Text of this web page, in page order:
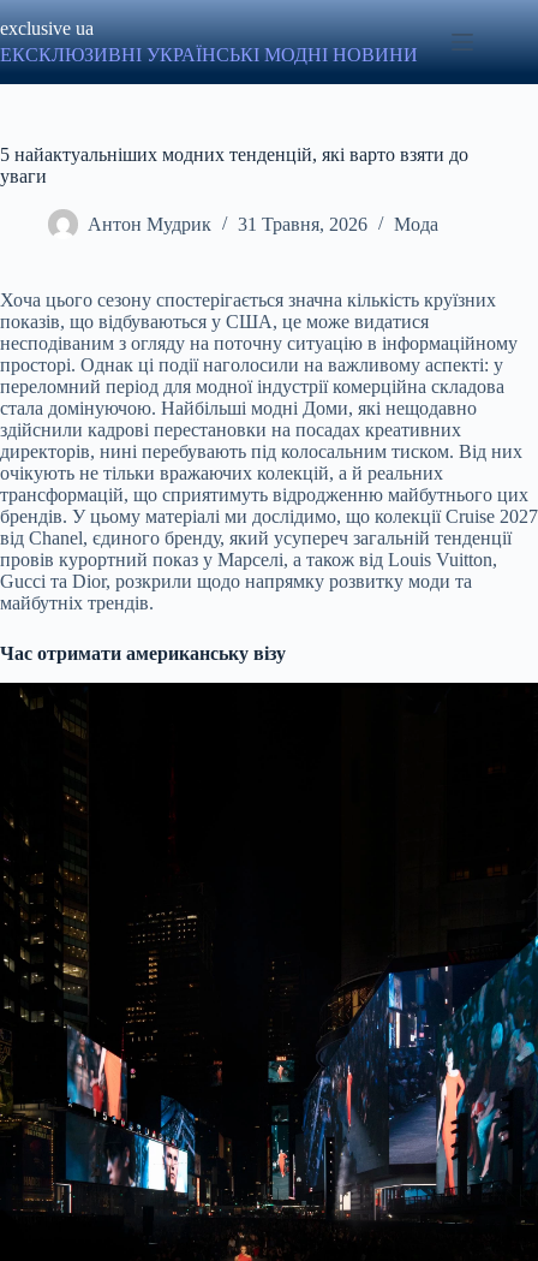
до
вмісту
exclusive ua
ЕКСКЛЮЗИВНІ УКРАЇНСЬКІ МОДНІ НОВИНИ
5 найактуальніших модних тенденцій, які варто взяти до
уваги
Антон Мудрик 31 Травня, 2026 Мода
Хоча цього сезону спостерігається значна кількість круїзних
показів, що відбуваються у США, це може видатися
несподіваним з огляду на поточну ситуацію в інформаційному
просторі. Однак ці події наголосили на важливому аспекті: у
переломний період для модної індустрії комерційна складова
стала домінуючою. Найбільші модні Доми, які нещодавно
здійснили кадрові перестановки на посадах креативних
директорів, нині перебувають під колосальним тиском. Від них
очікують не тільки вражаючих колекцій, а й реальних
трансформацій, що сприятимуть відродженню майбутнього цих
брендів. У цьому матеріалі ми дослідимо, що колекції Cruise 2027
від Chanel, єдиного бренду, який усупереч загальній тенденції
провів курортний показ у Марселі, а також від Louis Vuitton,
Gucci та Dior, розкрили щодо напрямку розвитку моди та
майбутніх трендів.
Час отримати американську візу